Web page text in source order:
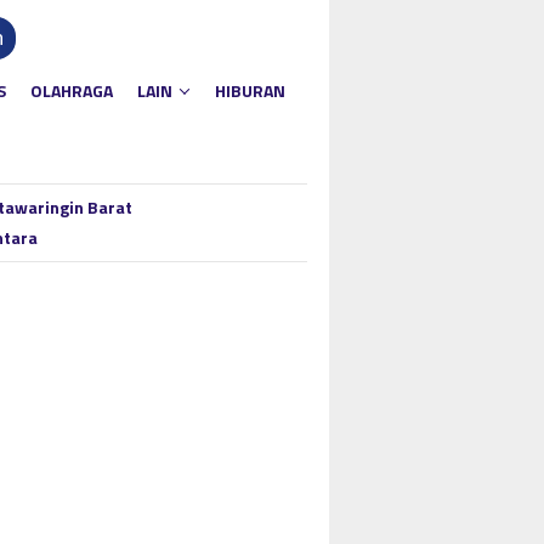
OLAHRAGA LAIN HIBURAN
Barat